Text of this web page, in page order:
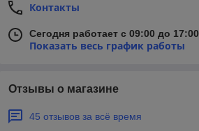
Контакты
Сегодня работает с 09:00 до 17:00
Показать весь график работы
Отзывы о магазине
45 отзывов за всё время